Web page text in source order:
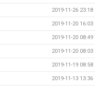
2019-11-26 23:18
2019-11-20 16:03
2019-11-20 08:49
2019-11-20 08:03
2019-11-19 08:58
2019-11-13 13:36